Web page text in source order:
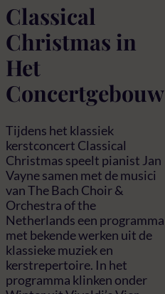
Classical
Christmas in
Het
Concertgebouw
Tijdens het klassiek
kerstconcert Classical
Christmas speelt pianist Jan
Vayne samen met de musici
van The Bach Choir &
Orchestra of the
Netherlands een programma
met bekende werken uit de
klassieke muziek en
kerstrepertoire. In het
programma klinken onder